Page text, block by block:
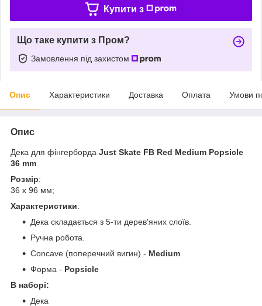
Купити з
Що таке купити з Пром?
Замовлення під захистом
Опис Характеристики Доставка Оплата Умови
Опис
Дека для фінгерборда Just Skate FB Red Medium Popsicle
36 mm
Розмір:
36 х 96 мм;
Характеристики:
Дека складається з 5-ти дерев'яних слоїв.
Ручна робота.
Concave (поперечний вигин) - Medium
Форма - Popsicle
В наборі:
Дека